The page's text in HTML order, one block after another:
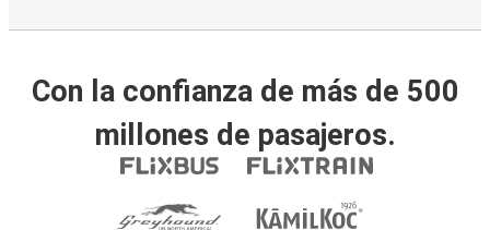
Con la confianza de más de 500
millones de pasajeros.